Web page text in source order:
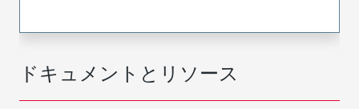
ドキュメントとリソース